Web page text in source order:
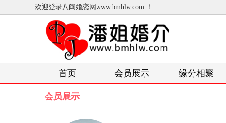
欢迎登录八闽婚恋网www.bmhlw.com ！
首页 会员展示 缘分相聚
会员展示